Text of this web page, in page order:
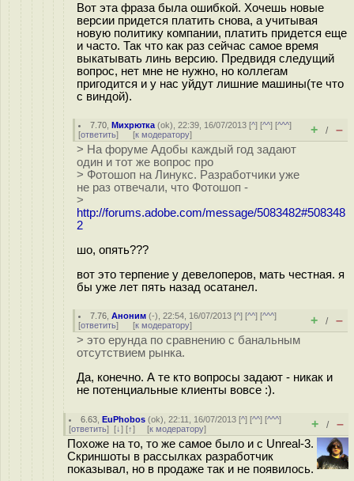
Вот эта фраза была ошибкой. Хочешь новые
версии придется платить снова, а учитывая
новую политику компании, платить придется еще
и часто. Так что как раз сейчас самое время
выкатывать линь версию. Предвидя следущий
вопрос, нет мне не нужно, но коллегам
пригодится и у нас уйдут лишние машины(те что
с виндой).
7.70 ,Михрютка (ok), 22:39, 16/07/2013 [^] [^^] [^^^]
[ответить] [к модератору] + / –
> На форуме Адобы каждый год задают
один и тот же вопрос про
> Фотошоп на Линукс. Разработчики уже
не раз отвечали, что Фотошоп -
>
http://forums.adobe.com/message/5083482#508348
2
шо, опять???
вот это терпение у девелоперов, мать честная. я
бы уже лет пять назад осатанел.
7.76 ,Аноним (-), 22:54, 16/07/2013 [^] [^^] [^^^]
[ответить] [к модератору] + / –
> это ерунда по сравнению с банальным
отсутствием рынка.
Да, конечно. А те кто вопросы задают - никак и
не потенциальные клиенты вовсе :).
6.63 ,EuPhobos (ok), 22:11, 16/07/2013 [^] [^^] [^^^]
[ответить] [↓] [↑] [к модератору] + / –
Похоже на то, то же самое было и с Unreal-3.
Скриншоты в рассылках разработчик
показывал, но в продаже так и не появилось.